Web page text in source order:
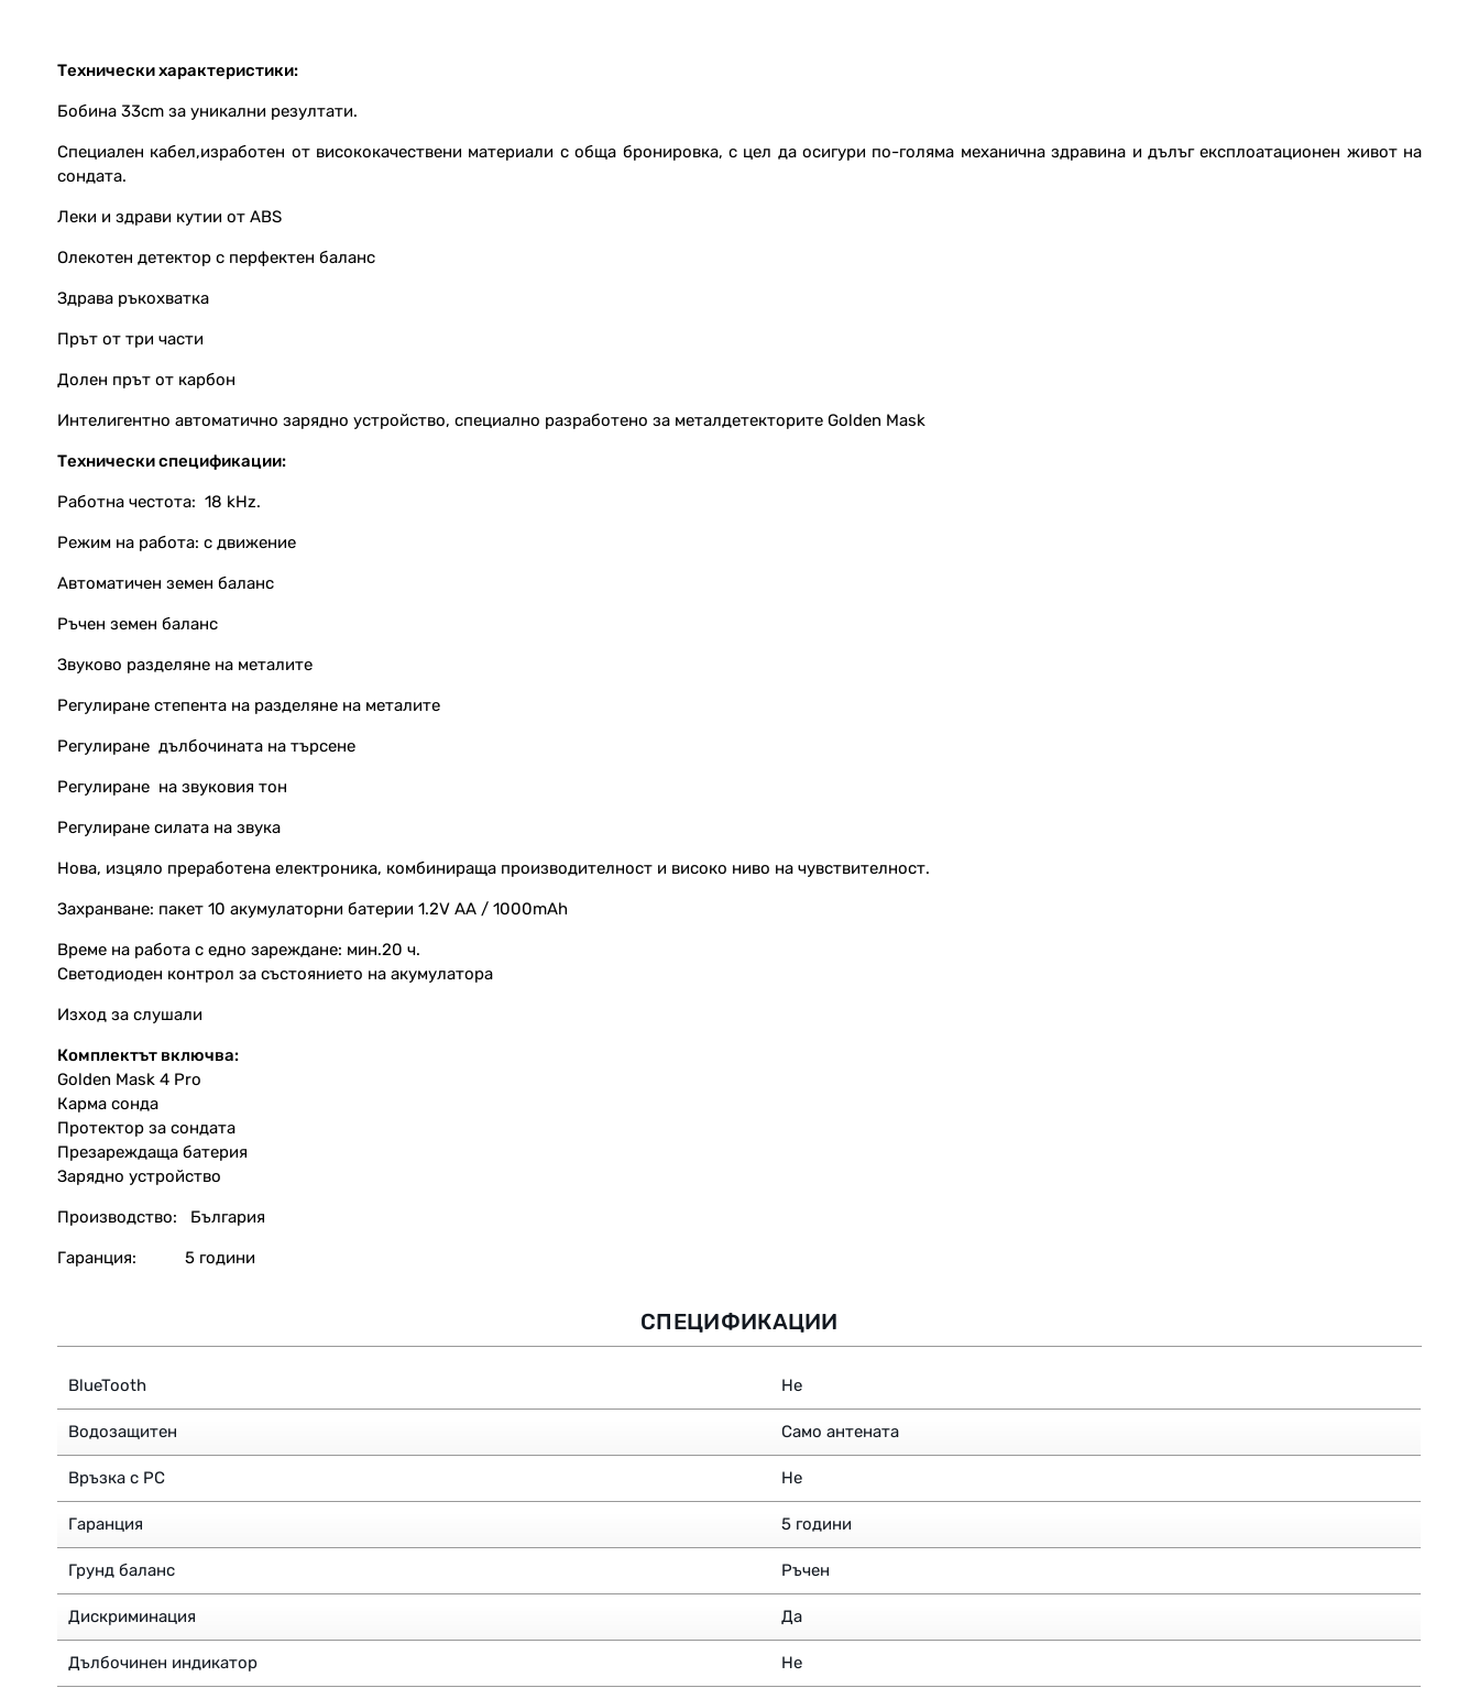
Технически характеристики:
Бобина 33cm за уникални резултати.
Специален кабел,изработен от висококачествени материали с обща бронировка, с цел да осигури по-голяма механична здравина и дълъг експлоатационен живот на
сондата.
Леки и здрави кутии от ABS
Олекотен детектор с перфектен баланс
Здрава ръкохватка
Прът от три части
Долен прът от карбон
Интелигентно автоматично зарядно устройство, специално разработено за металдетекторите Golden Mask
Технически спецификации:
Работна честота: 18 kHz.
Режим на работа: с движение
Автоматичен земен баланс
Ръчен земен баланс
Звуково разделяне на металите
Регулиране степента на разделяне на металите
Регулиране дълбочината на търсене
Регулиране на звуковия тон
Регулиране силата на звука
Нова, изцяло преработена електроника, комбинираща производителност и високо ниво на чувствителност.
Захранване: пакет 10 акумулаторни батерии 1.2V AA / 1000mAh
Време на работа с едно зареждане: мин.20 ч.
Светодиоден контрол за състоянието на акумулатора
Изход за слушали
Комплектът включва:
Golden Mask 4 Pro
Карма сонда
Протектор за сондата
Презареждаща батерия
Зарядно устройство
Производство: България
Гаранция: 5 години
СПЕЦИФИКАЦИИ
BlueTooth Не
Водозащитен Само антената
Връзка с PC Не
Гаранция 5 години
Грунд баланс Ръчен
Дискриминация Да
Дълбочинен индикатор Не